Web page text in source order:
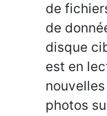
de
de
disque
est en
photos